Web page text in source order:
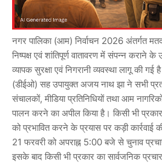
नगर पालिका (आम) निर्वाचन 2026 अंतर्गत
निष्पक्ष एवं शांतिपूर्ण वातावरण में संपन्न कराने के
व्यापक सुरक्षा एवं निगरानी व्यवस्था लागू की गई
(डीईओ) सह उपायुक्त अजय नाथ झा ने सभी
संचालकों, मीडिया प्रतिनिधियों तथा आम
पालन करने का अपील किया है। किसी भी
को प्रभावित करने के प्रयास पर कड़ी कार्रवाई
21 फरवरी को अपराह्न 5:00 बजे से चुनाव प्रचार
इसके बाद किसी भी प्रकार का सार्वजनिक